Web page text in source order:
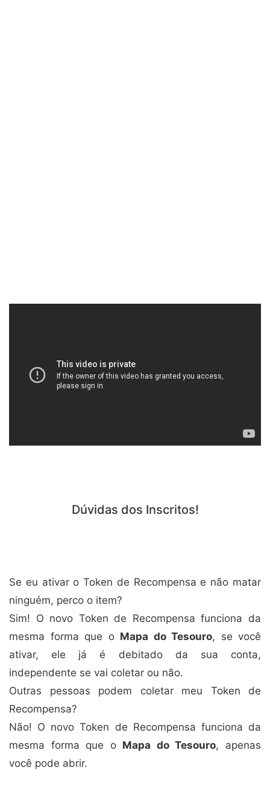
Dúvidas dos Inscritos!
Se eu ativar o Token de Recompensa e não matar
ninguém, perco o item?
Sim! O novo Token de Recompensa funciona da
mesma forma que o Mapa do Tesouro, se você
ativar, ele já é debitado da sua conta,
independente se vai coletar ou não.
Outras pessoas podem coletar meu Token de
Recompensa?
Não! O novo Token de Recompensa funciona da
mesma forma que o Mapa do Tesouro, apenas
você pode abrir.